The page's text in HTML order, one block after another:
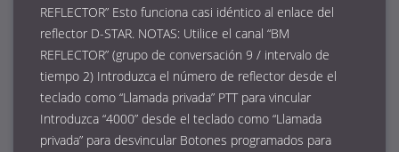
REFLECTOR” Esto funciona casi idéntico al enlace del
reflector D-STAR. NOTAS: Utilice el canal “BM
REFLECTOR” (grupo de conversación 9 / intervalo de
tiempo 2) Introduzca el número de reflector desde el
teclado como “Llamada privada” PTT para vincular
Introduzca “4000” desde el teclado como “Llamada
privada” para desvincular Botones programados para